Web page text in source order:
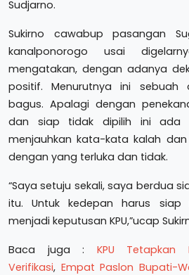
Sudjarno.
Sukirno cawabup pasangan
kanalponorogo usai
mengatakan, dengan adanya
positif. Menurutnya ini sebuah
bagus. Apalagi dengan
dan siap tidak dipilih ini ada
menjauhkan kata-kata kalah
dengan yang terluka dan tidak.
“Saya setuju sekali, saya berdua
itu. Untuk kedepan harus
menjadi keputusan KPU,”ucap
Baca juga : KPU Tetapkan
Verifikasi, Empat Paslon Bupati-